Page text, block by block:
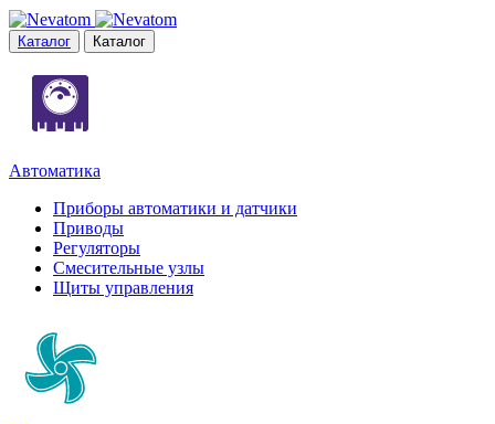
Каталог Каталог
Автоматика
Приборы автоматики и датчики
Приводы
Регуляторы
Смесительные узлы
Щиты управления